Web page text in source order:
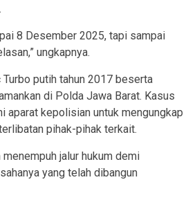
8 Desember 2025, tapi sampai
ungkapnya.
putih tahun 2017 beserta
di Polda Jawa Barat. Kasus
aparat kepolisian untuk mengungkap
pihak-pihak terkait.
jalur hukum demi
yang telah dibangun